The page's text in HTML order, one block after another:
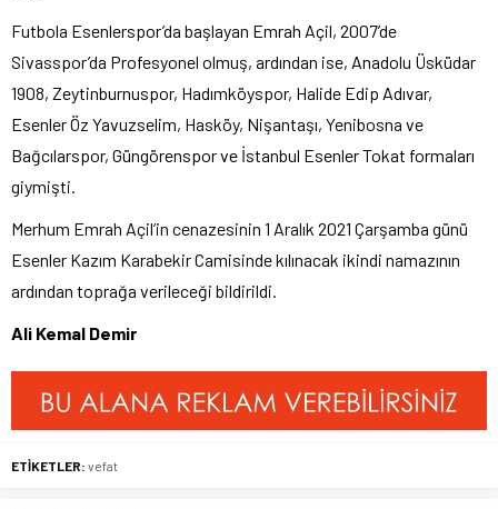
Futbola Esenlerspor’da başlayan Emrah Açil, 2007’de
Sivasspor’da Profesyonel olmuş, ardından ise, Anadolu Üsküdar
1908, Zeytinburnuspor, Hadımköyspor, Halide Edip Adıvar,
Esenler Öz Yavuzselim, Hasköy, Nişantaşı, Yenibosna ve
Bağcılarspor, Güngörenspor ve İstanbul Esenler Tokat formaları
giymişti.
Merhum Emrah Açil’in cenazesinin 1 Aralık 2021 Çarşamba günü
Esenler Kazım Karabekir Camisinde kılınacak ikindi namazının
ardından toprağa verileceği bildirildi.
Ali Kemal Demir
ETİKETLER: vefat